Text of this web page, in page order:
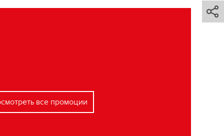
все промоции